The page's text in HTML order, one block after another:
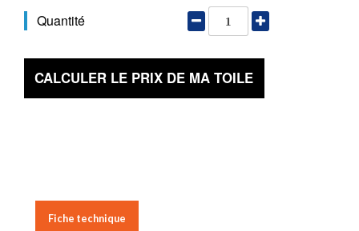
Quantité
CALCULER LE PRIX DE MA TOILE
Fiche technique